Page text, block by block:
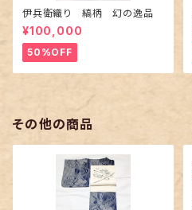
伊兵衛織り 縞柄 幻の逸品
¥100,000
50%OFF
その他の商品